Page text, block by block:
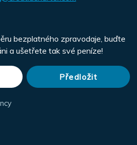
bezplatného zpravodaje, buďte
a ušetřete tak své peníze!